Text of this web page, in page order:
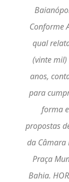
Conforme
qual
(vinte mil)
anos,
para
forma
propostas
da Câmara
Praça
Bahia.